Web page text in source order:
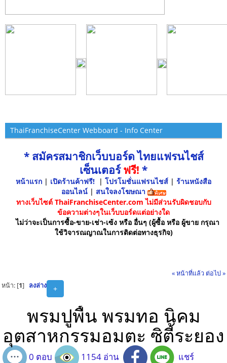
ThaiFranchiseCenter Webboard - Info Center
* สมัครสมาชิกเว็บบอร์ด ไทยแฟรนไชส์
เซ็นเตอร์ฟรี! *
หน้าแรก | เปิดร้านค้าฟรี! | โปรโมชั่นแฟรนไชส์ | ร้านหนังสือ
ออนไลน์ | สนใจลงโฆษณา
ทางเว็บไซต์ ThaiFranchiseCenter.com ไม่มีส่วนรับผิดชอบกับ
ข้อความต่างๆในเว็บบอร์ดแต่อย่างใด
ไม่ว่าจะเป็นการซื้อ-ขาย-เช่า-เซ้ง หรือ อื่นๆ (ผู้ซื้อ หรือ ผู้ขาย กรุณา
ใช้วิจารณญาณในการติดต่อทางธุรกิจ)
« หน้าที่แล้ว ต่อไป »
+
หน้า: [1] ลงล่าง
พรมปูพื้น พรมทอ นิคม
อุตสาหกรรมอมตะ ซิตี้ระยอง
0 ตอบ 1154 อ่าน แชร์